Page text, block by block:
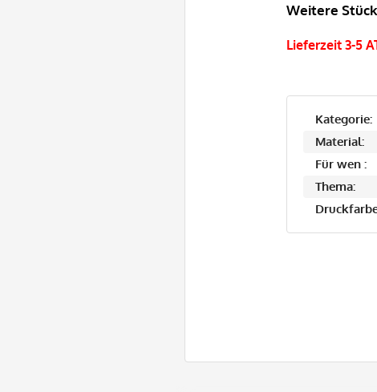
Weitere
Lieferzeit 3-5
Kategorie:
Material:
Für wen :
Thema: